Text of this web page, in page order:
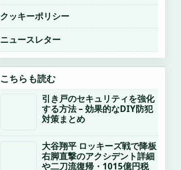
クッキーポリシー
ニュースレター
こちらも読む
引き戸のセキュリティを強化
する方法 – 効果的なDIY防犯
対策まとめ
大谷翔平 ロッキーズ戦で降板
右脚直撃のアクシデント詳細
や二刀流復帰・1015億円税